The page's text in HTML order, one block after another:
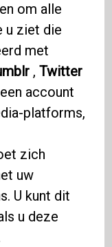
om alle
u ziet die
met
,Twitter
account
platforms,
zich
uw
U kunt dit
u deze